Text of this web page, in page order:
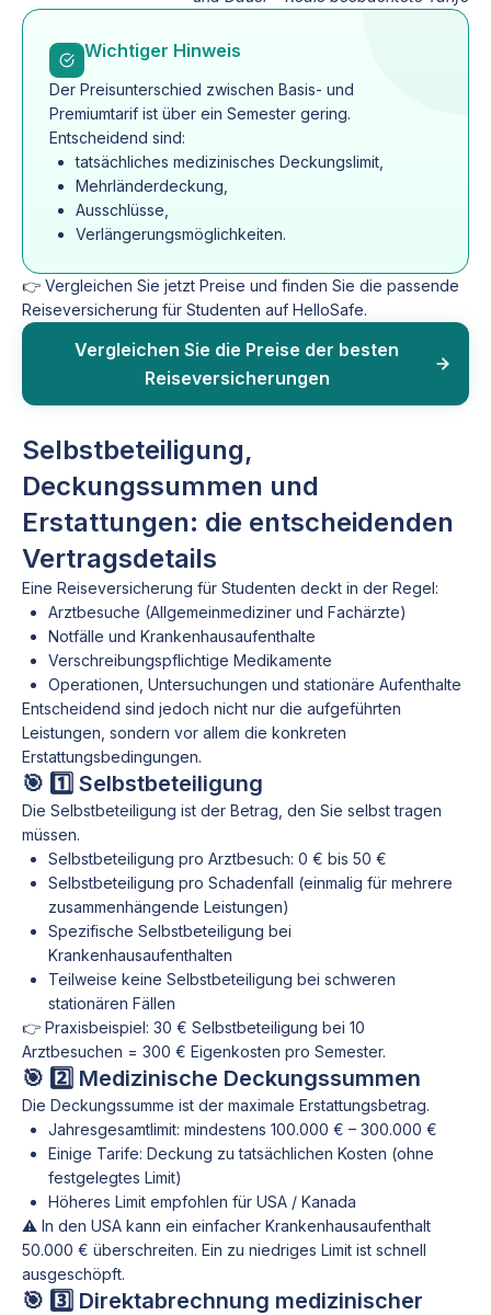
Wichtiger Hinweis
Der Preisunterschied zwischen Basis- und
Premiumtarif ist über ein Semester gering.
Entscheidend sind:
tatsächliches medizinisches Deckungslimit,
Mehrländerdeckung,
Ausschlüsse,
Verlängerungsmöglichkeiten.
👉 Vergleichen Sie jetzt Preise und finden Sie die passende
Reiseversicherung für Studenten auf HelloSafe.
Vergleichen Sie die Preise der besten
Reiseversicherungen
Selbstbeteiligung,
Deckungssummen und
Erstattungen: die entscheidenden
Vertragsdetails
Eine Reiseversicherung für Studenten deckt in der Regel:
Arztbesuche (Allgemeinmediziner und Fachärzte)
Notfälle und Krankenhausaufenthalte
Verschreibungspflichtige Medikamente
Operationen, Untersuchungen und stationäre Aufenthalte
Entscheidend sind jedoch nicht nur die aufgeführten
Leistungen, sondern vor allem die konkreten
Erstattungsbedingungen.
🎯 1️⃣ Selbstbeteiligung
Die Selbstbeteiligung ist der Betrag, den Sie selbst tragen
müssen.
Selbstbeteiligung pro Arztbesuch: 0 € bis 50 €
Selbstbeteiligung pro Schadenfall (einmalig für mehrere
zusammenhängende Leistungen)
Spezifische Selbstbeteiligung bei
Krankenhausaufenthalten
Teilweise keine Selbstbeteiligung bei schweren
stationären Fällen
👉 Praxisbeispiel: 30 € Selbstbeteiligung bei 10
Arztbesuchen = 300 € Eigenkosten pro Semester.
🎯 2️⃣ Medizinische Deckungssummen
Die Deckungssumme ist der maximale Erstattungsbetrag.
Jahresgesamtlimit: mindestens 100.000 € – 300.000 €
Einige Tarife: Deckung zu tatsächlichen Kosten (ohne
festgelegtes Limit)
Höheres Limit empfohlen für USA / Kanada
⚠️ In den USA kann ein einfacher Krankenhausaufenthalt
50.000 € überschreiten. Ein zu niedriges Limit ist schnell
ausgeschöpft.
🎯 3️⃣ Direktabrechnung medizinischer